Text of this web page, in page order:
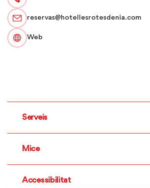
reservas@hotellesrotesdenia.com
Web
Serveis
Mice
Accessibilitat